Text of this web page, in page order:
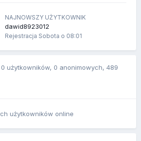
NAJNOWSZY UŻYTKOWNIK
dawid8923012
Rejestracja Sobota o 08:01
0 użytkowników, 0 anonimowych, 489
użytkowników online